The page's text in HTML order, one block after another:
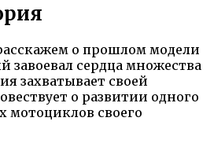
о прошлом модели
завоевал сердца множества
захватывает своей
о развитии одного
мотоциклов своего